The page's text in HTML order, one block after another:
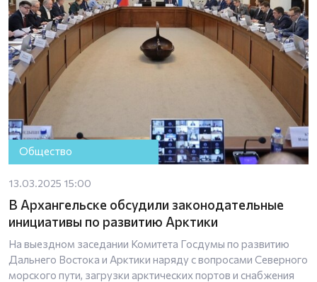
Общество
13.03.2025 15:00
В Архангельске обсудили законодательные
инициативы по развитию Арктики
На выездном заседании Комитета Госдумы по развитию
Дальнего Востока и Арктики наряду с вопросами Северного
морского пути, загрузки арктических портов и снабжения